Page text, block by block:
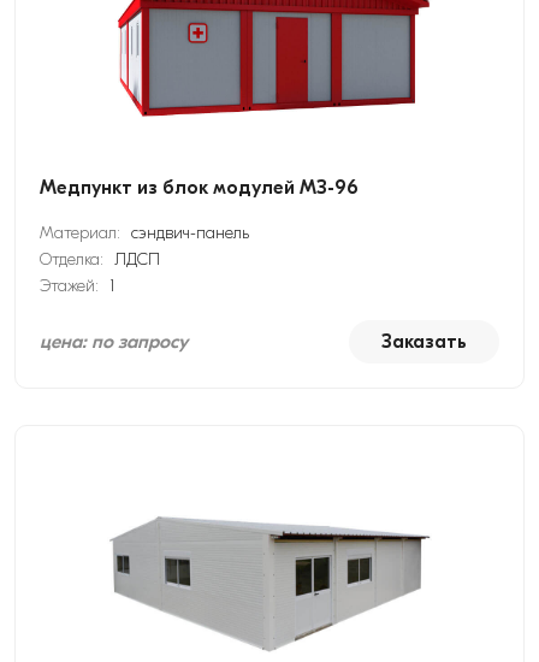
Медпункт из блок модулей МЗ-96
Материал: сэндвич-панель
Отделка: ЛДСП
Этажей:
1
цена: по запросу Заказать